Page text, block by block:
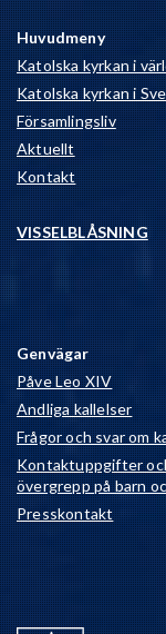
Huvudmeny
Katolska kyrkan i
Katolska kyrkan i
Församlingsliv
Aktuellt
Kontakt
VISSELBLÅSNING
Genvägar
Påve Leo XIV
Andliga kallelser
Frågor och svar om
Kontaktuppgifter
övergrepp på barn
Presskontakt